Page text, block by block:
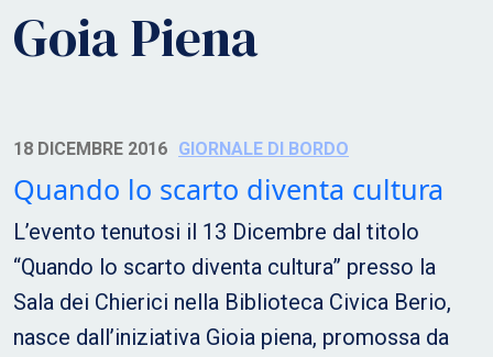
Goia Piena
18 DICEMBRE 2016 GIORNALE DI BORDO
Quando lo scarto diventa cultura
L’evento tenutosi il 13 Dicembre dal titolo
“Quando lo scarto diventa cultura” presso la
Sala dei Chierici nella Biblioteca Civica Berio,
nasce dall’iniziativa Gioia piena, promossa da